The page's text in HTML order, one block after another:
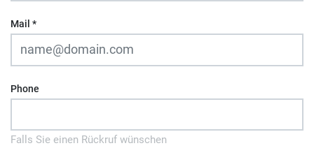
Mail *
Phone
Falls Sie einen Rückruf wünschen